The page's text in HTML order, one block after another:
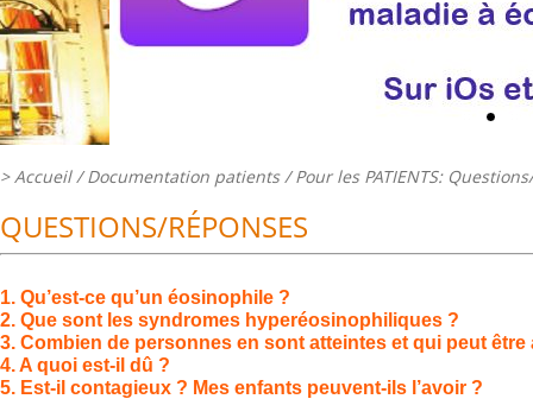
>Accueil/ Documentation patients /Pour les PATIENTS:
QUESTIONS/RÉPONSES
1. Qu’est-ce qu’un éosinophile ?
2. Que sont les syndromes hyperéosinophiliques ?
3. Combien de personnes en sont atteintes et qui peut être
4. A quoi est-il dû ?
5. Est-il contagieux ? Mes enfants peuvent-ils l’avoir ?